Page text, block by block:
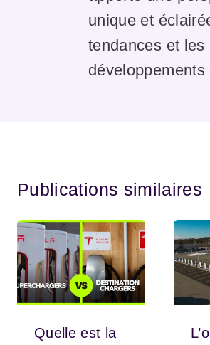
unique et
tendances et les
développements
Publications similaires
Quelle est la